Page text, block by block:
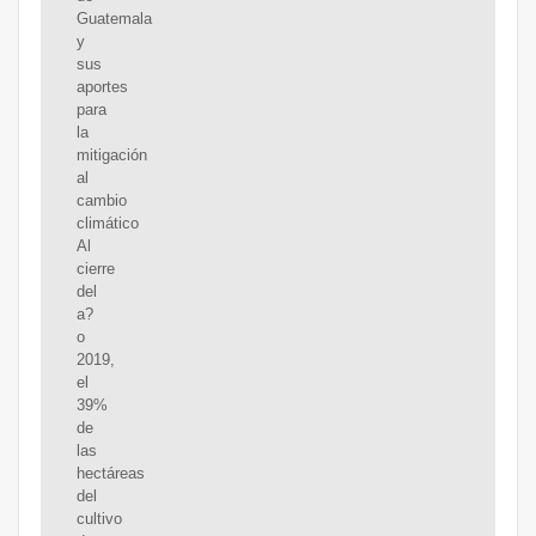
Guatemala
y
sus
aportes
para
la
mitigación
al
cambio
climático
Al
cierre
del
a?
o
2019,
el
39%
de
las
hectáreas
del
cultivo